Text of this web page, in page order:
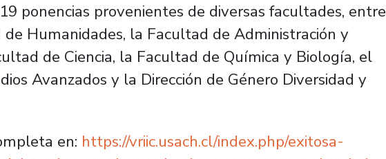
ponencias provenientes de diversas facultades, entre
Humanidades, la Facultad de Administración y
de Ciencia, la Facultad de Química y Biología, el
Avanzados y la Dirección de Género Diversidad y
en: https://vriic.usach.cl/index.php/exitosa-